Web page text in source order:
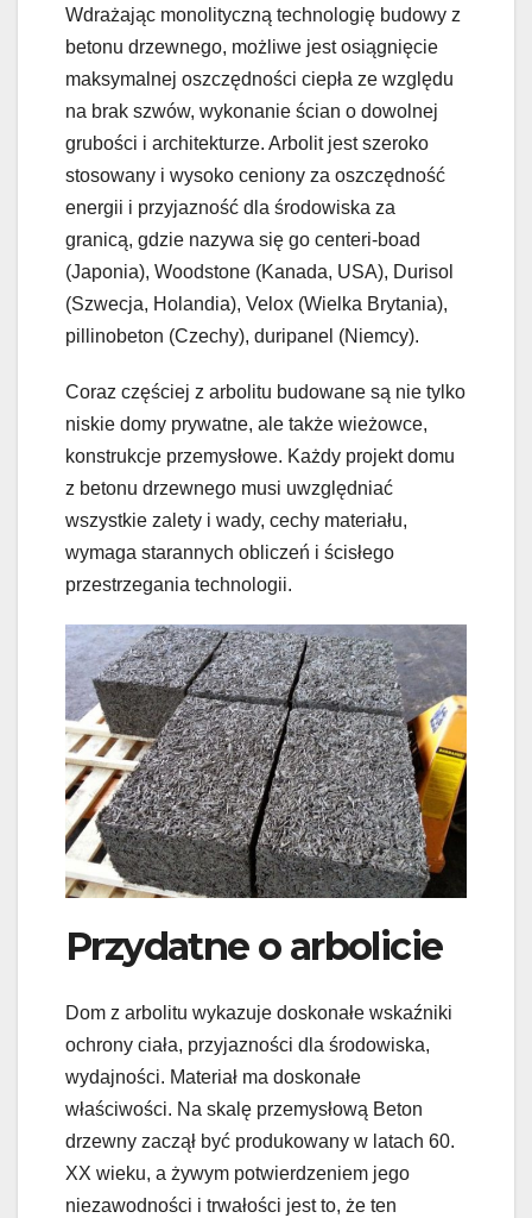
Wdrażając monolityczną technologię budowy z
betonu drzewnego, możliwe jest osiągnięcie
maksymalnej oszczędności ciepła ze względu
na brak szwów, wykonanie ścian o dowolnej
grubości i architekturze. Arbolit jest szeroko
stosowany i wysoko ceniony za oszczędność
energii i przyjazność dla środowiska za
granicą, gdzie nazywa się go centeri-boad
(Japonia), Woodstone (Kanada, USA), Durisol
(Szwecja, Holandia), Velox (Wielka Brytania),
pillinobeton (Czechy), duripanel (Niemcy).
Coraz częściej z arbolitu budowane są nie tylko
niskie domy prywatne, ale także wieżowce,
konstrukcje przemysłowe. Każdy projekt domu
z betonu drzewnego musi uwzględniać
wszystkie zalety i wady, cechy materiału,
wymaga starannych obliczeń i ścisłego
przestrzegania technologii.
Przydatne o arbolicie
Dom z arbolitu wykazuje doskonałe wskaźniki
ochrony ciała, przyjazności dla środowiska,
wydajności. Materiał ma doskonałe
właściwości. Na skalę przemysłową Beton
drzewny zaczął być produkowany w latach 60.
XX wieku, a żywym potwierdzeniem jego
niezawodności i trwałości jest to, że ten